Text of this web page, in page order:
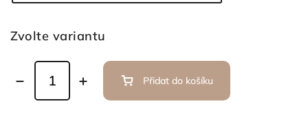
Zvolte variantu
Přidat do košíku